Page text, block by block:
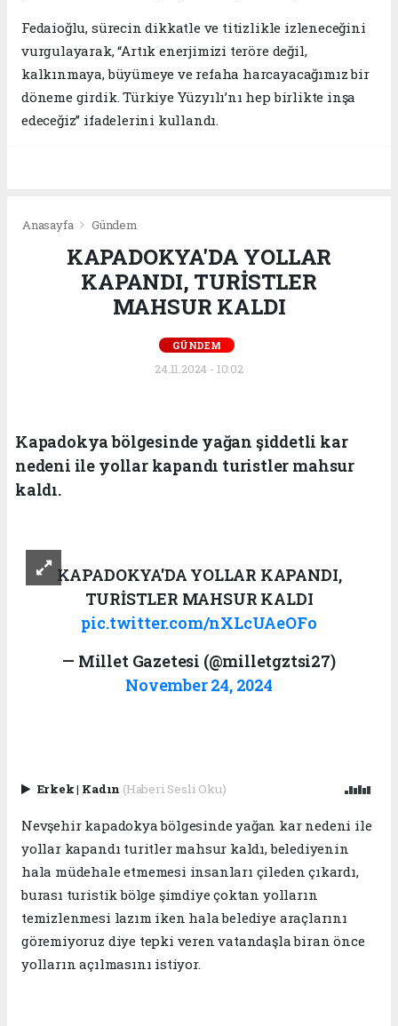
Fedaioğlu, sürecin dikkatle ve titizlikle izleneceğini
vurgulayarak, “Artık enerjimizi teröre değil,
kalkınmaya, büyümeye ve refaha harcayacağımız bir
döneme girdik. Türkiye Yüzyılı’nı hep birlikte inşa
edeceğiz” ifadelerini kullandı.
Anasayfa Gündem
KAPADOKYA'DA YOLLAR
KAPANDI, TURİSTLER
MAHSUR KALDI
GÜNDEM
24.11.2024 - 10:02
Kapadokya bölgesinde yağan şiddetli kar
nedeni ile yollar kapandı turistler mahsur
kaldı.
KAPADOKYA'DA YOLLAR KAPANDI,
TURİSTLER MAHSUR KALDI
pic.twitter.com/nXLcUAeOFo
— Millet Gazetesi (@milletgztsi27)
November 24, 2024
Erkek| Kadın (Haberi Sesli Oku)
Nevşehir kapadokya bölgesinde yağan kar nedeni ile
yollar kapandı turitler mahsur kaldı, belediyenin
hala müdehale etmemesi insanları çileden çıkardı,
burası turistik bölge şimdiye çoktan yolların
temizlenmesi lazım iken hala belediye araçlarını
göremiyoruz diye tepki veren vatandaşla biran önce
yolların açılmasını istiyor.